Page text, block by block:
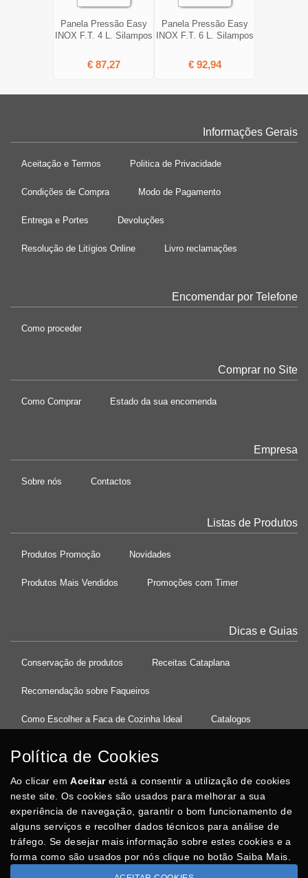
Panela Pressão Easy
INOX F.T. 4 L. Silampos
€ 87,27
Panela Pressão Easy
INOX F.T. 6 L. Silampos
€ 92,94
Informações Gerais
Aceitação e Termos Politica de Privacidade
Condições de Compra Modo de Pagamento
Entrega e Portes Devoluções
Resolução de Litígios Online Livro reclamações
Encomendar por Telefone
Como proceder
Comprar no Site
Como Comprar Estado da sua encomenda
Empresa
Sobre nós Contactos
Listas de Produtos
Produtos Promoção Novidades
Produtos Mais Vendidos Promoções com Timer
Dicas e Guias
Conservação de produtos Receitas Cataplana
Recomendação sobre Faqueiros
Como Escolher a Faca de Cozinha Ideal Catalogos
37°08'27.5"N 8°32'13.9"W
Posso Ajudar?
Política de Cookies
Ao clicar emAceitarestá a consentir a utilização de cookies
neste site. Os cookies são usados para melhorar a sua
experiência de navegação, garantir o bom funcionamento de
alguns serviços e recolher dados técnicos para análise de
tráfego. Se desejar mais informação sobre estes cookies e a
forma como são usados por nós clique no botão Saiba Mais.